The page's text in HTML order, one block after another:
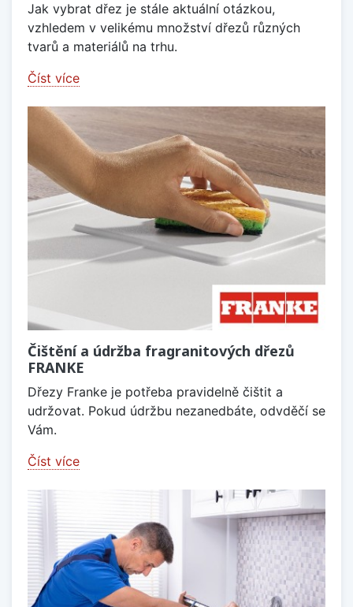
Jak vybrat dřez je stále aktuální otázkou,
vzhledem v velikému množství dřezů různých
tvarů a materiálů na trhu.
Číst více
Čištění a údržba fragranitových dřezů
FRANKE
Dřezy Franke je potřeba pravidelně čištit a
udržovat. Pokud údržbu nezanedbáte, odvděčí se
Vám.
Číst více